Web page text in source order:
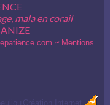
mala en corail
~ Mentions
Création Internet